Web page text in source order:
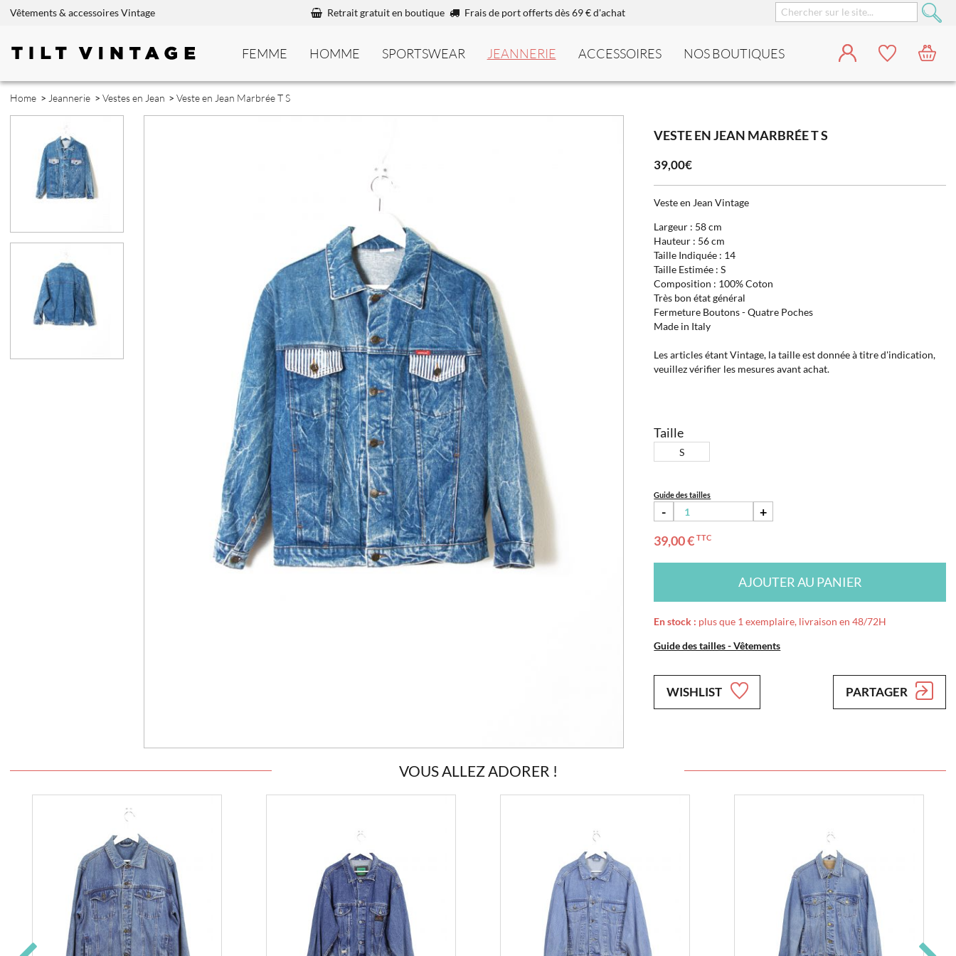
Vêtements & accessoires Vintage Retrait gratuit en boutique Frais de port offerts dès 69 € d'achat
FEMME HOMME SPORTSWEAR JEANNERIE ACCESSOIRES NOS BOUTIQUES
Home > Jeannerie > Vestes en Jean >Veste en Jean Marbrée T S
VESTE EN JEAN MARBRÉE T S
39,00€
Veste en Jean Vintage
Largeur : 58 cm
Hauteur : 56 cm
Taille Indiquée : 14
Taille Estimée : S
Composition : 100% Coton
Très bon état général
Fermeture Boutons - Quatre Poches
Made in Italy
Les articles étant Vintage, la taille est donnée à titre d'indication,
veuillez vérifier les mesures avant achat.
Taille
S
Guide des tailles
-
+
39,00 €TTC
AJOUTER AU PANIER
En stock : plus que 1 exemplaire, livraison en 48/72H
Guide des tailles - Vêtements
WISHLIST PARTAGER
VOUS ALLEZ ADORER !